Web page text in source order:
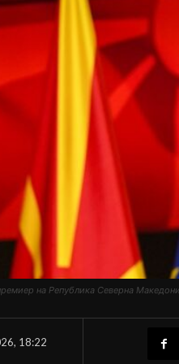
на Република Северна
18:22